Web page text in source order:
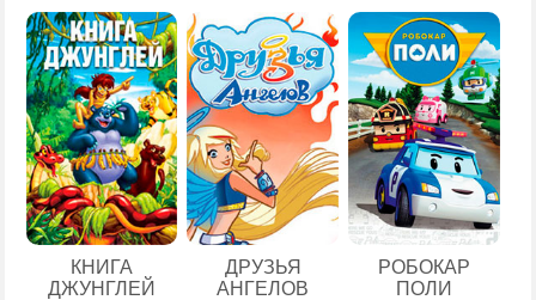
КНИГА
ДЖУНГЛЕЙ
ДРУЗЬЯ
АНГЕЛОВ
РОБОКАР
ПОЛИ